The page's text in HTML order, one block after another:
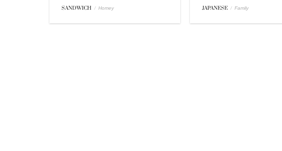
SANDWICH / Homey JAPANESE / Family